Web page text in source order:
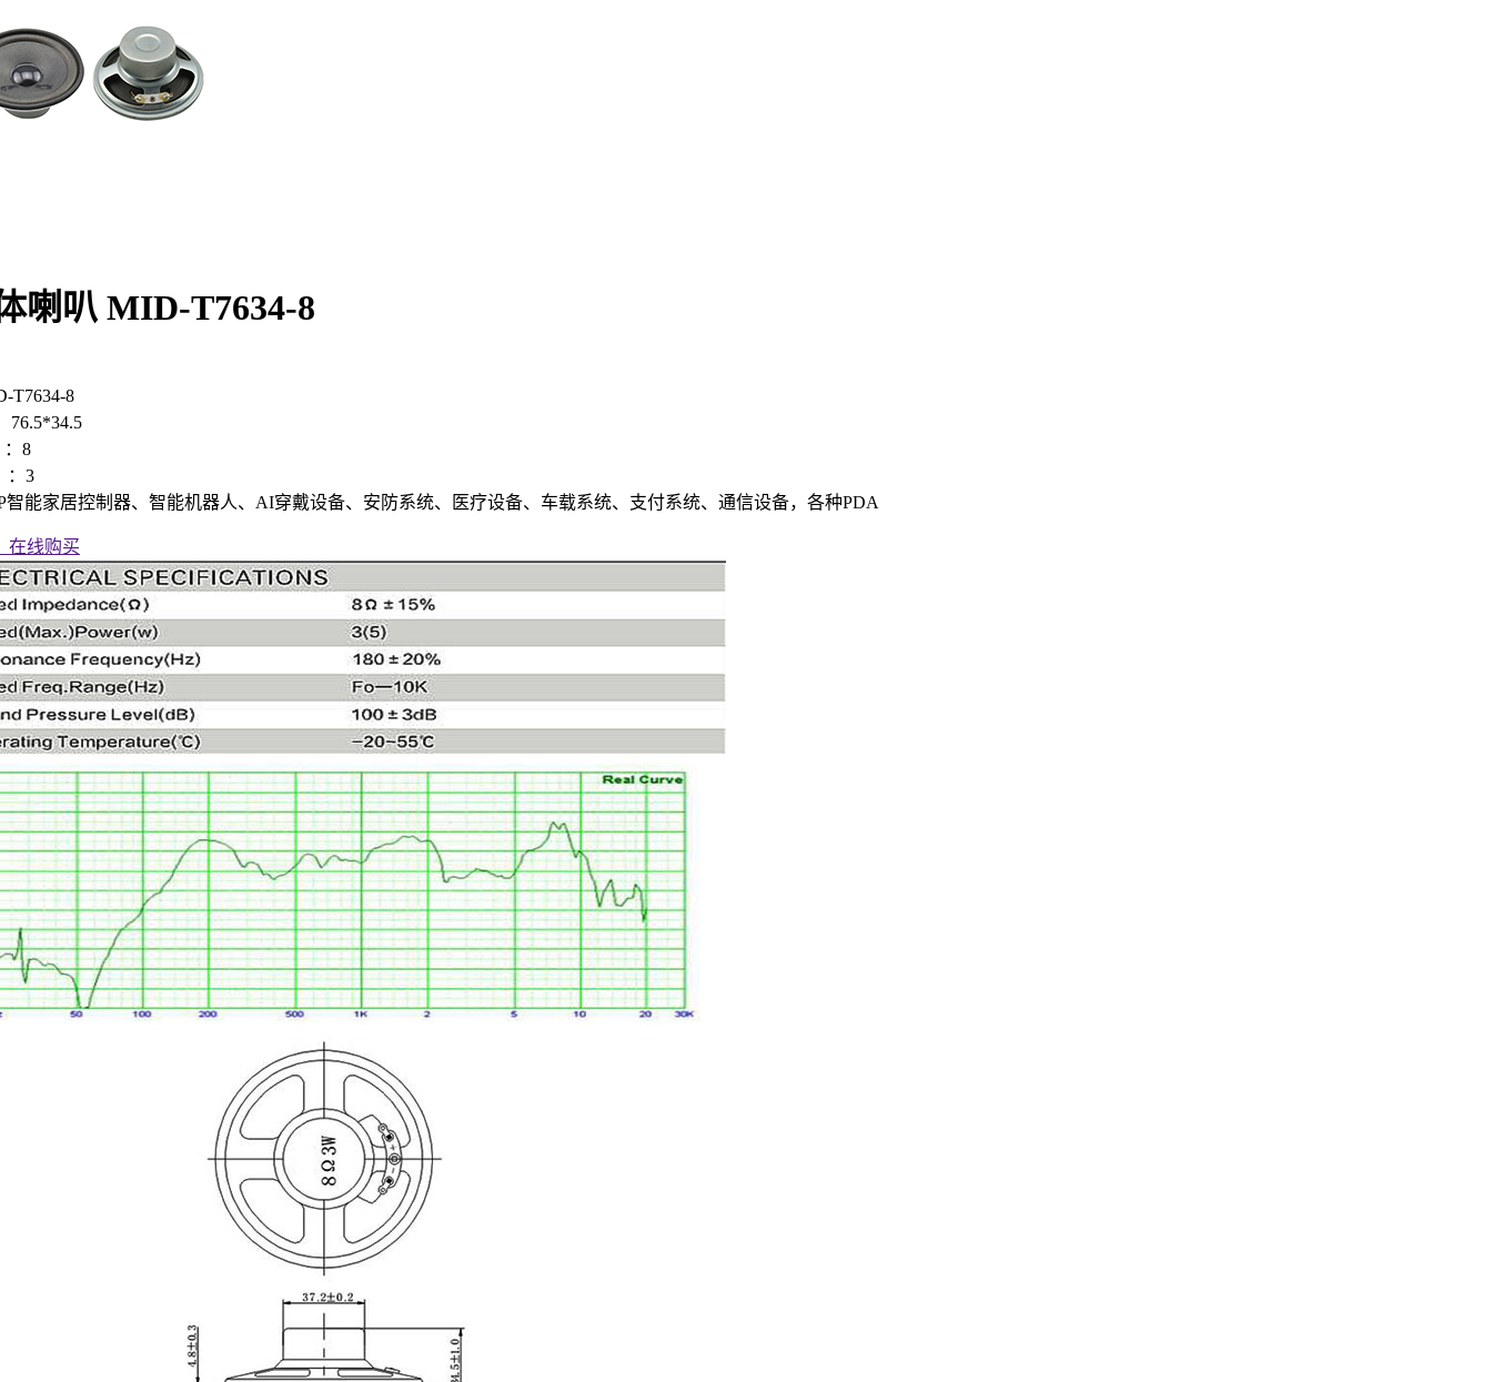
喇叭 MID-T7634-8
T7634-8
76.5*34.5
8
：3
智能家居控制器、智能机器人、AI穿戴设备、安防系统、医疗设备、车载系统、支付系统、通信设备，各种PDA
在线购买